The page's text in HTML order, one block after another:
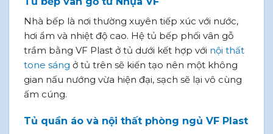
Nhà bếp là nơi thường xuyên tiếp xúc với nước,
hơi ẩm và nhiệt độ cao. Hệ tủ bếp phối vân gỗ
trầm bằng VF Plast ở tủ dưới kết hợp với nội thất
tone sáng ở tủ trên sẽ kiến tạo nên một không
gian nấu nướng vừa hiện đại, sạch sẽ lại vô cùng
ấm cúng.
Tủ quần áo và nội thất phòng ngủ VF Plast